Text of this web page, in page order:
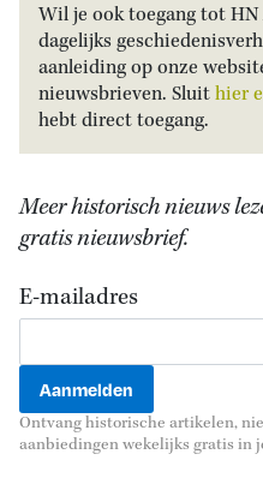
Wil je ook toegang tot HN
dagelijks
aanleiding op onze
nieuwsbrieven. Sluithier
hebt direct toegang.
Meer historisch nieuws
gratis nieuwsbrief.
E-mailadres
Ontvang historische artikelen,
aanbiedingen wekelijks gratis in